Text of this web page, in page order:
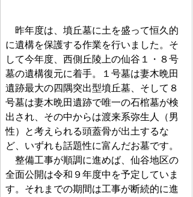
昨年度は、墳丘墓に土を盛って恒久的
に遺構を保護する作業を行いました。そ
して今年度、西側丘陵上の仙谷１・８号
墓の遺構復元に着手。１号墓は妻木晩田
遺跡最大の四隅突出型墳丘墓、そして８
号墓は妻木晩田遺跡で唯一の石棺墓が検
出され、その中からは渡来系弥生人（男
性）と考えられる頭蓋骨が出土するな
ど、いずれも話題性に富んだお墓です。
整備工事が順調に進めば、仙谷地区の
全面公開は令和９年度中を予定していま
す。それまでの期間は工事が断続的に進